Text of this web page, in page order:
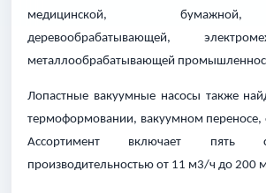
медицинской,
деревообрабатывающей,
металлообрабатывающей
Лопастные вакуумные насосы также
термоформовании, вакуумном переносе,
Ассортимент включает пять
производительностью от 11 м3/ч до 200